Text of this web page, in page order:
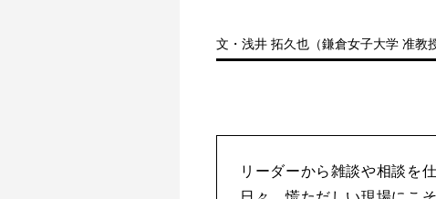
文・浅井 拓久也（鎌倉女子大学 准教授
リーダーから雑談や相談を